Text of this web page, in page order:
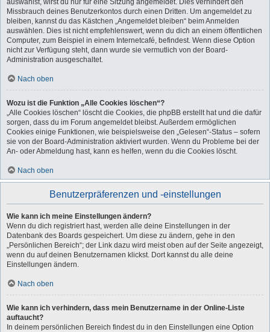
auswählst, wirst du nur für eine Sitzung angemeldet. Dies verhindert den
Missbrauch deines Benutzerkontos durch einen Dritten. Um angemeldet zu
bleiben, kannst du das Kästchen „Angemeldet bleiben“ beim Anmelden
auswählen. Dies ist nicht empfehlenswert, wenn du dich an einem öffentlichen
Computer, zum Beispiel in einem Internetcafé, befindest. Wenn diese Option
nicht zur Verfügung steht, dann wurde sie vermutlich von der Board-
Administration ausgeschaltet.
Nach oben
Wozu ist die Funktion „Alle Cookies löschen“?
„Alle Cookies löschen“ löscht die Cookies, die phpBB erstellt hat und die dafür
sorgen, dass du im Forum angemeldet bleibst. Außerdem ermöglichen
Cookies einige Funktionen, wie beispielsweise den „Gelesen“-Status – sofern
sie von der Board-Administration aktiviert wurden. Wenn du Probleme bei der
An- oder Abmeldung hast, kann es helfen, wenn du die Cookies löscht.
Nach oben
Benutzerpräferenzen und -einstellungen
Wie kann ich meine Einstellungen ändern?
Wenn du dich registriert hast, werden alle deine Einstellungen in der
Datenbank des Boards gespeichert. Um diese zu ändern, gehe in den
„Persönlichen Bereich“; der Link dazu wird meist oben auf der Seite angezeigt,
wenn du auf deinen Benutzernamen klickst. Dort kannst du alle deine
Einstellungen ändern.
Nach oben
Wie kann ich verhindern, dass mein Benutzername in der Online-Liste
auftaucht?
In deinem persönlichen Bereich findest du in den Einstellungen eine Option